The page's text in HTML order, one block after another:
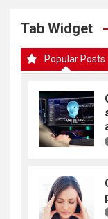
Tab Widget
Popular Posts